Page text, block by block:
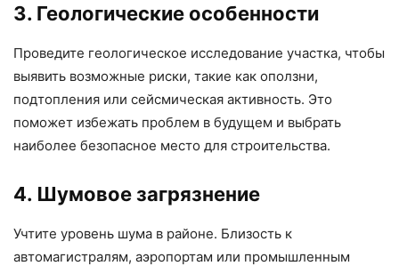
3. Геологические особенности
Проведите геологическое исследование участка, чтобы
выявить возможные риски, такие как оползни,
подтопления или сейсмическая активность. Это
поможет избежать проблем в будущем и выбрать
наиболее безопасное место для строительства.
4. Шумовое загрязнение
Учтите уровень шума в районе. Близость к
автомагистралям, аэропортам или промышленным